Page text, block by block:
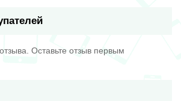
Оставьте отзыв первым